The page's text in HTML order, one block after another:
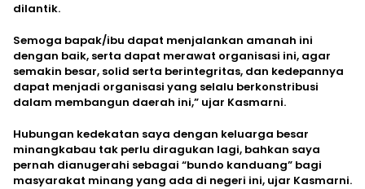
dilantik.
Semoga bapak/ibu dapat menjalankan amanah ini
dengan baik, serta dapat merawat organisasi ini, agar
semakin besar, solid serta berintegritas, dan kedepannya
dapat menjadi organisasi yang selalu berkonstribusi
dalam membangun daerah ini,” ujar Kasmarni.
Hubungan kedekatan saya dengan keluarga besar
minangkabau tak perlu diragukan lagi, bahkan saya
pernah dianugerahi sebagai “bundo kanduang” bagi
masyarakat minang yang ada di negeri ini, ujar Kasmarni.